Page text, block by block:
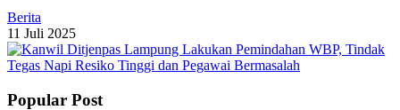
Berita
11 Juli 2025
Popular Post